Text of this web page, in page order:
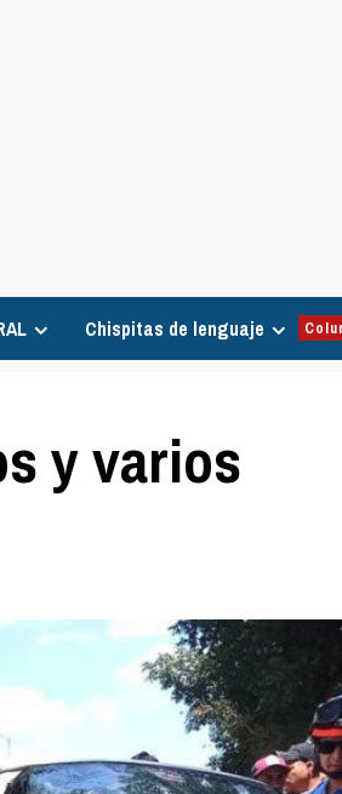
Chispitas de lenguaje
y varios